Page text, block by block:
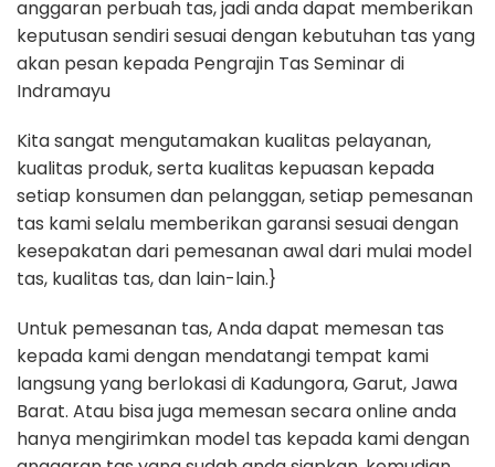
anggaran perbuah tas, jadi anda dapat memberikan
keputusan sendiri sesuai dengan kebutuhan tas yang
akan pesan kepada Pengrajin Tas Seminar di
Indramayu
Kita sangat mengutamakan kualitas pelayanan,
kualitas produk, serta kualitas kepuasan kepada
setiap konsumen dan pelanggan, setiap pemesanan
tas kami selalu memberikan garansi sesuai dengan
kesepakatan dari pemesanan awal dari mulai model
tas, kualitas tas, dan lain-lain.}
Untuk pemesanan tas, Anda dapat memesan tas
kepada kami dengan mendatangi tempat kami
langsung yang berlokasi di Kadungora, Garut, Jawa
Barat. Atau bisa juga memesan secara online anda
hanya mengirimkan model tas kepada kami dengan